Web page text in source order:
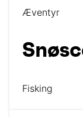
Æventyr
Fisking